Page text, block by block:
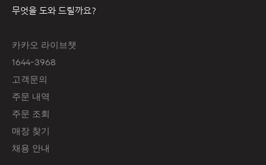
무엇을 도와 드릴까요?
카카오 라이브챗
1644-3968
고객문의
주문 내역
주문 조회
매장 찾기
채용 안내